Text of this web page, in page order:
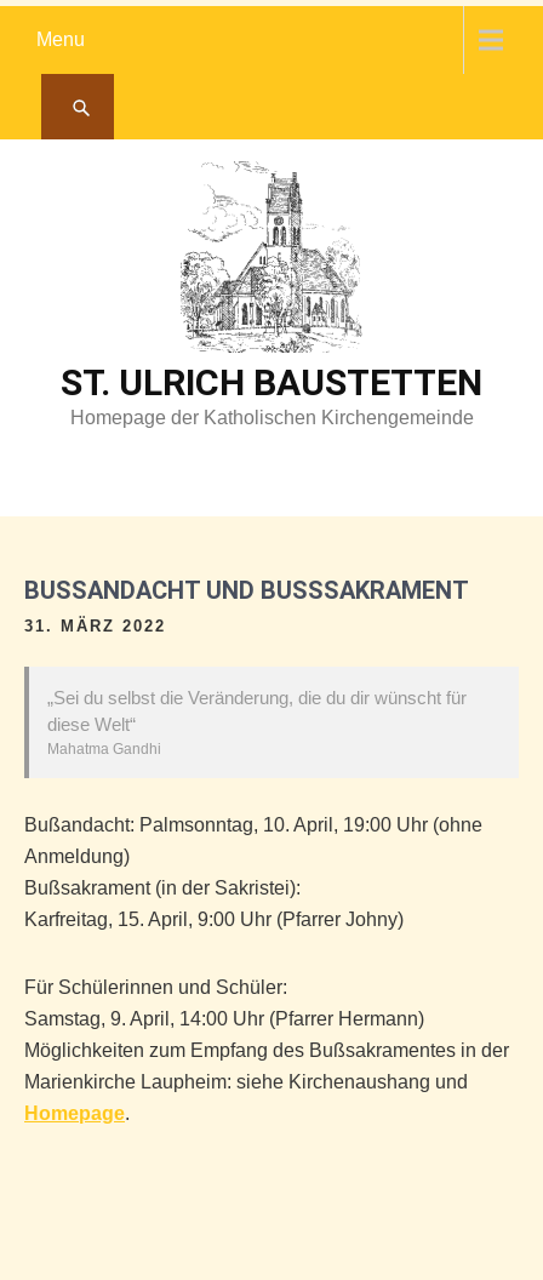
Menu
ST. ULRICH BAUSTETTEN
Homepage der Katholischen Kirchengemeinde
BUSSANDACHT UND BUSSSAKRAMENT
31. MÄRZ 2022
„Sei du selbst die Veränderung, die du dir wünscht für
diese Welt“
Mahatma Gandhi
Bußandacht: Palmsonntag, 10. April, 19:00 Uhr (ohne
Anmeldung)
Bußsakrament (in der Sakristei):
Karfreitag, 15. April, 9:00 Uhr (Pfarrer Johny)
Für Schülerinnen und Schüler:
Samstag, 9. April, 14:00 Uhr (Pfarrer Hermann)
Möglichkeiten zum Empfang des Bußsakramentes in der
Marienkirche Laupheim: siehe Kirchenaushang und
Homepage.